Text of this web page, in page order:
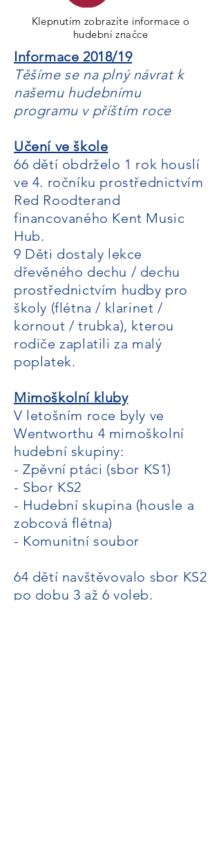
Klepnutím zobrazíte informace o
hudební značce
Informace 2018/19
Těšíme se na plný návrat k
našemu hudebnímu
programu v příštím roce
Učení ve škole
66 dětí obdrželo 1 rok houslí
ve 4. ročníku prostřednictvím
Red Roodterand
financovaného Kent Music
Hub.
9 Děti dostaly lekce
dřevěného dechu / dechu
prostřednictvím hudby pro
školy (flétna / klarinet /
kornout / trubka), kterou
rodiče zaplatili za malý
poplatek.
Mimoškolní kluby
V letošním roce byly ve
Wentworthu 4 mimoškolní
hudební skupiny:
- Zpěvní ptáci (sbor KS1)
- Sbor KS2
- Hudební skupina (housle a
zobcová flétna)
- Komunitní soubor
64 dětí navštěvovalo sbor KS2
po dobu 3 až 6 voleb.